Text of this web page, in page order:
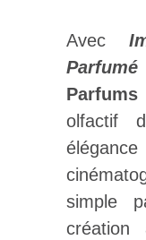
Avec
Parfums
olfactif
simple